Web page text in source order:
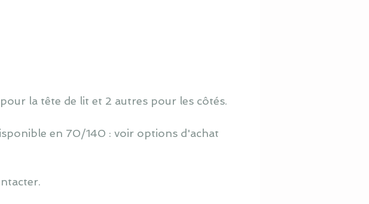
la tête de lit et 2 autres pour les côtés.
en 70/140 : voir options d'achat